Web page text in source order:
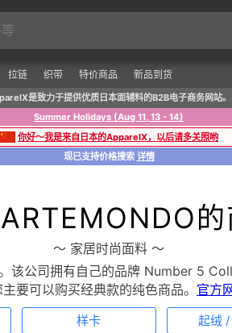
拉链 织带 特价商品 新品到货
是致力于提供优质日本面辅料的B2B电子商务网站。
Summer Holidays (Aug 11, 13 - 14)
你好～我是来自日本的ApparelX，以后请多关照哟
现已支持价格搜索 详情
ARTEMONDO的
〜 家居时尚面料 〜
该公司拥有自己的品牌 Number 5
要可以购买经典款的纯色商品。 官方
样卡 起绒